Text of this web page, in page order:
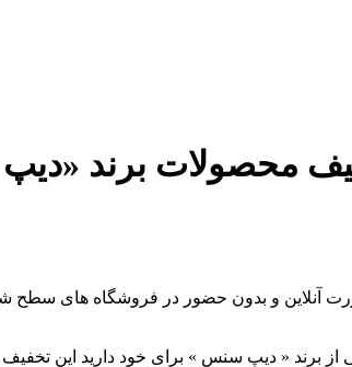
آنلاین و بدون حضور در فروشگاه های سطح
برند « دیپ سنس » برای خود دارید این تخفیف